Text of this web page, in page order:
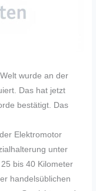
wurde an der
Das hat jetzt
bestätigt. Das
Elektromotor
unter
bis 40 Kilometer
handelsüblichen